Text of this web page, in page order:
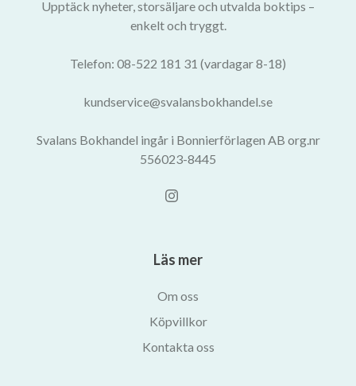
Upptäck nyheter, storsäljare och utvalda boktips –
enkelt och tryggt.
Telefon: 08-522 181 31 (vardagar 8-18)
kundservice@svalansbokhandel.se
Svalans Bokhandel ingår i Bonnierförlagen AB org.nr
556023-8445
Läs mer
Om oss
Köpvillkor
Kontakta oss